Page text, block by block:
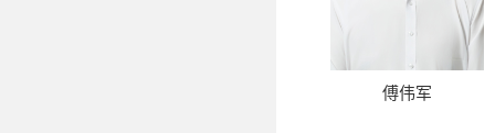
傅伟军